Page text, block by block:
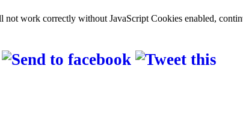
work correctly without JavaScript Cookies enabled,